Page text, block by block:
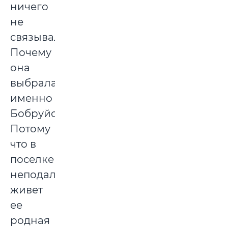
ничего
не
связывало.
Почему
она
выбрала
именно
Бобруйск?
Потому
что в
поселке
неподалеку
живет
ее
родная